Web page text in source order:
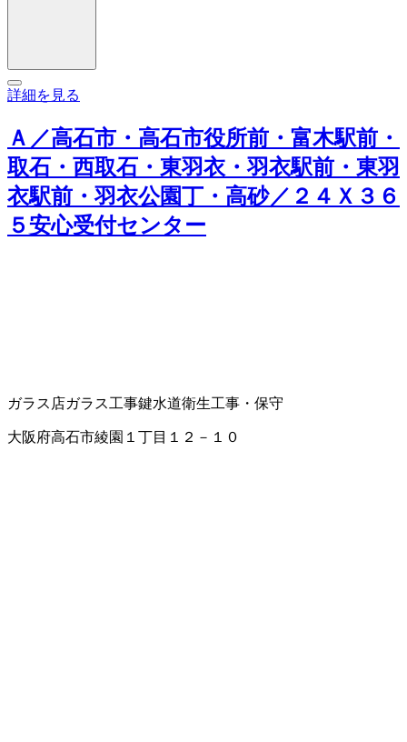
詳細を見る
Ａ／高石市・高石市役所前・富木駅前・
取石・西取石・東羽衣・羽衣駅前・東羽
衣駅前・羽衣公園丁・高砂／２４Ｘ３６
５安心受付センター
ガラス店ガラス工事鍵水道衛生工事・保守
大阪府高石市綾園１丁目１２－１０